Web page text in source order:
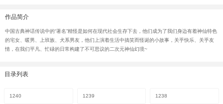
作品简介
中国古典神话传说中的“著名”精怪是如何在现代社会生存下去，他们成为了我们身边有着神仙特色
的宅女、暖男、上班族、犬系男友，他们上演着生活中搞笑而怪诞的小故事，关乎快乐、关乎友
情，在我们平凡、忙碌的日常构建了不可思议的二次元神仙幻境~
目录列表
1240 1239 1238